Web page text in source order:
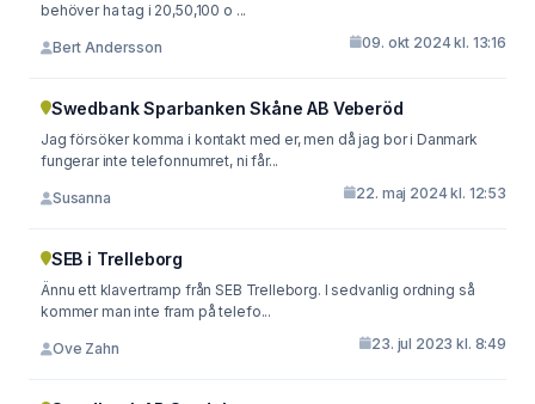
behöver ha tag i 20,50,100 o ...
Bert Andersson 09. okt 2024 kl. 13:16
Swedbank Sparbanken Skåne AB Veberöd
Jag försöker komma i kontakt med er, men då jag bor i Danmark
fungerar inte telefonnumret, ni får...
Susanna 22. maj 2024 kl. 12:53
SEB i Trelleborg
Ännu ett klavertramp från SEB Trelleborg. I sedvanlig ordning så
kommer man inte fram på telefo...
Ove Zahn 23. jul 2023 kl. 8:49